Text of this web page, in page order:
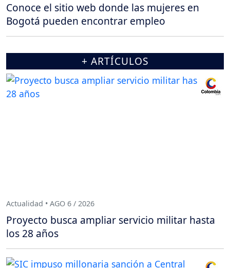
Conoce el sitio web donde las mujeres en
Bogotá pueden encontrar empleo
+ ARTÍCULOS
Actualidad • AGO 6 / 2026
Proyecto busca ampliar servicio militar hasta
los 28 años